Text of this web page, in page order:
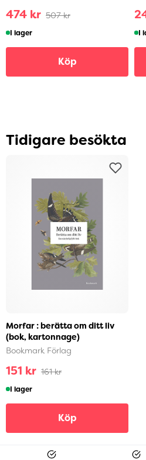
474 kr 507 kr
I lager
Köp
I
Tidigare besökta
Morfar : berätta om ditt liv
(bok, kartonnage)
Bookmark Förlag
151 kr 161 kr
I lager
Köp